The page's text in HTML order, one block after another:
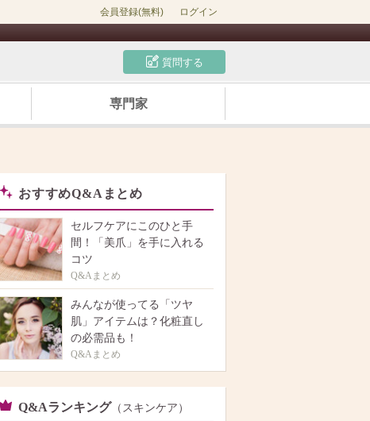
会員登録(無料) ログイン
質問する
専門家
おすすめQ&Aまとめ
セルフケアにこのひと手
間！「美爪」を手に入れる
コツ
Q&Aまとめ
みんなが使ってる「ツヤ
肌」アイテムは？化粧直し
の必需品も！
Q&Aまとめ
Q&Aランキング （スキンケア）